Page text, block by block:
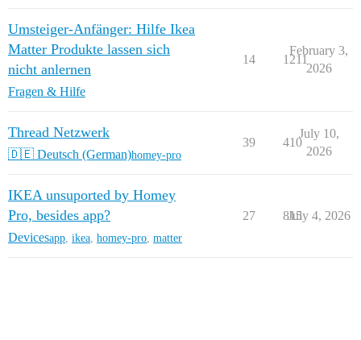
Umsteiger-Anfänger: Hilfe Ikea
Matter Produkte lassen sich
nicht anlernen
Fragen & Hilfe
14 1211
February 3,
2026
Thread Netzwerk
🇩🇪 Deutsch (German)homey-pro
39 410
July 10,
2026
IKEA unsuported by Homey
Pro, besides app?
Devicesapp ikea homey-pro matter
27 815
July 4, 2026